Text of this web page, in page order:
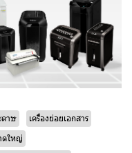
ดาษ
เครื่องย่อยเอกสาร
ดใหญ่